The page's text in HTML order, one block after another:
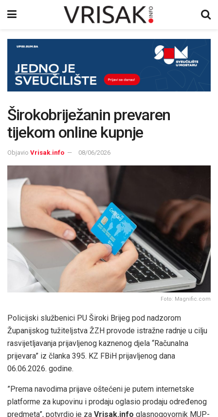
Širokobriježanin prevaren
tijekom online kupnje
Objavio Vrisak.info 08/06/2026
Foto: Magnific.com
Policijski službenici PU Široki Brijeg pod nadzorom
Županijskog tužiteljstva ŽZH provode istražne radnje u cilju
rasvijetljavanja prijavljenog kaznenog djela “Računalna
prijevara” iz članka 395. KZ FBiH prijavljenog dana
06.06.2026. godine.
”Prema navodima prijave oštećeni je putem internetske
platforme za kupovinu i prodaju oglasio prodaju određenog
predmeta”, potvrdio je za Vrisak.info glasnogovornik MUP-